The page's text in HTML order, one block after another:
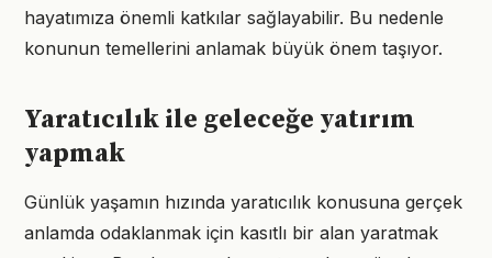
hayatımıza önemli katkılar sağlayabilir. Bu nedenle
konunun temellerini anlamak büyük önem taşıyor.
Yaratıcılık ile geleceğe yatırım
yapmak
Günlük yaşamın hızında yaratıcılık konusuna gerçek
anlamda odaklanmak için kasıtlı bir alan yaratmak